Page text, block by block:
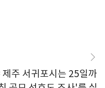
주 서귀포시는 25일까